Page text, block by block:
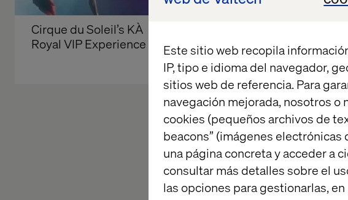
Este sitio web recopila
IP, tipo e idioma del navegador,
sitios web de referencia. Para
navegación mejorada, nosotros
cookies (pequeños archivos de
beacons” (imágenes
una página concreta y acceder a
consultar más detalles sobre el
las opciones para gestionarlas,
Cirque du Soleil’s KÀ
Royal VIP Experience
The Sphere
Valtech and
We unlock value using the power